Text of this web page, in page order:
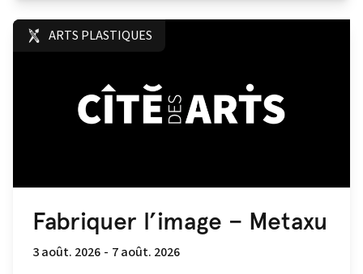
ARTS PLASTIQUES
Fabriquer l’image – Metaxu
3 août. 2026 - 7 août. 2026